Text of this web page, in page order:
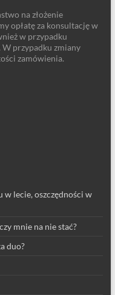
na złożenie
opłatę za konsultację w
w przypadku
przypadku zmiany
zamówienia.
w lecie, oszczędności w
mnie na nie stać?
duo?